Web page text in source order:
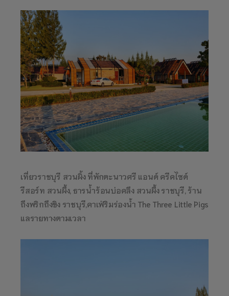
เที่ยวราชบุรี สวนผิ้ง ที่พักตะนาวศรี แอนด์ ครีคไซด์
รีสอร์ท สวนผึ้ง, ธารน้ำร้อนบ่อคลึง สวนผึ้ง ราชบุรี, ร้าน
ถึงพริกถึงขิง ราชบุรี,คาเฟ่ริมร่องน้ำ The Three Little Pigs
แลรายทางตามเวลา